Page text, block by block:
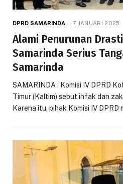
DPRD SAMARINDA 7 JANUARI 2025
Alami Penurunan
Samarinda Serius
Samarinda
SAMARINDA : Komisi IV DPRD
Timur (Kaltim) sebut infak dan
Karena itu, pihak Komisi IV